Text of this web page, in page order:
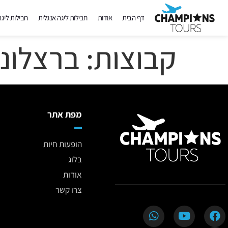
דף הבית אודות חבילות ליגה אנגלית חבילות
קבוצות:
מפת אתר
הופעות חיות
בלוג
אודות
צרו קשר